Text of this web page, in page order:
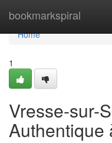
bookmarkspiral
Home
Home
1
Vresse-sur-
Authentique